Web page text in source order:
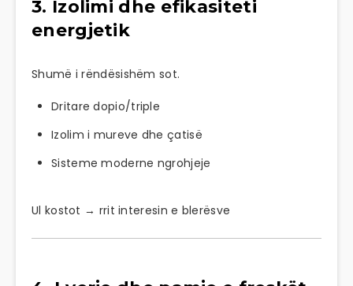
3. Izolimi dhe efikasiteti
energjetik
Shumë i rëndësishëm sot.
Dritare dopio/triple
Izolim i mureve dhe çatisë
Sisteme moderne ngrohjeje
Ul kostot → rrit interesin e blerësve